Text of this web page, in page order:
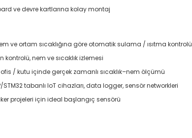
ve devre kartlarına kolay montaj
ve ortam sıcaklığına göre otomatik sulama / ısıtma kontrolü
kontrolü, nem ve sıcaklık izlemesi
/ kutu içinde gerçek zamanlı sıcaklık–nem ölçümü
STM32 tabanlı IoT cihazları, data logger, sensör networkleri
projeleri için ideal başlangıç sensörü